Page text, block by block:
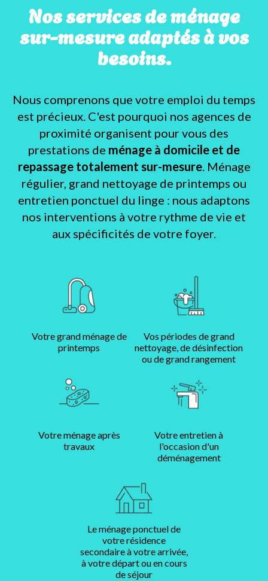
Nos services de ménage
sur-mesure adaptés à vos
besoins.
Nous comprenons que votre emploi du temps
est précieux. C'est pourquoi nos agences de
proximité organisent pour vous des
prestations de ménage à domicile et de
repassage totalement sur-mesure. Ménage
régulier, grand nettoyage de printemps ou
entretien ponctuel du linge : nous adaptons
nos interventions à votre rythme de vie et
aux spécificités de votre foyer.
Votre grand ménage de
printemps
Vos périodes de grand
nettoyage, de désinfection
ou de grand rangement
Votre ménage après
travaux
Votre entretien à
l'occasion d'un
déménagement
Le ménage ponctuel de
votre résidence
secondaire à votre arrivée,
à votre départ ou en cours
de séjour